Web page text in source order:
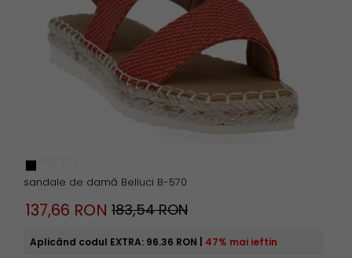
sandale de damă Belluci B-570
137,66 RON 183,54 RON
Aplicând codul EXTRA: 96.36 RON 47% mai ieftin